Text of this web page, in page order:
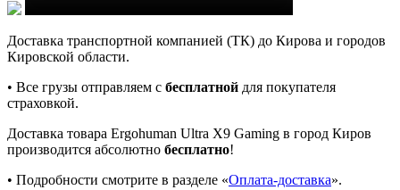
Доставка транспортной компанией (ТК) до Кирова и городов
Кировской области.
• Все грузы отправляем с бесплатной для покупателя
страховкой.
Доставка товара Ergohuman Ultra X9 Gaming в город Киров
производится абсолютно бесплатно!
• Подробности смотрите в разделе «Оплата-доставка».